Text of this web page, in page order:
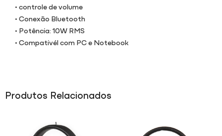
• controle de volume
• Conexão Bluetooth
• Potência: 10W RMS
• Compativél com PC e Notebook
Produtos Relacionados